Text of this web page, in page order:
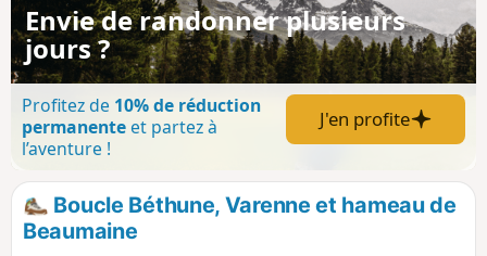
Envie de randonner plusieurs
jours ?
Profitez de 10% de réduction
permanenteet partez à
l’aventure !
J'en profite
Boucle Béthune, Varenne et hameau de
Beaumaine